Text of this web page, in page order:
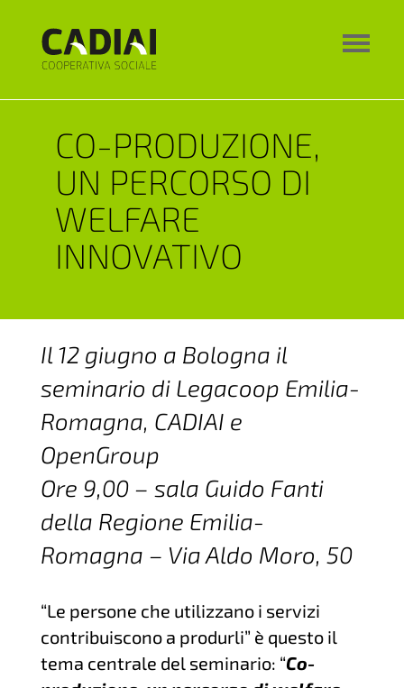
CO-PRODUZIONE,
UN PERCORSO DI
WELFARE
INNOVATIVO
Il 12 giugno a Bologna il
seminario di Legacoop Emilia-
Romagna, CADIAI e
OpenGroup
Ore 9,00 – sala Guido Fanti
della Regione Emilia-
Romagna – Via Aldo Moro, 50
“Le persone che utilizzano i servizi
contribuiscono a produrli” è questo il
tema centrale del seminario: “Co-